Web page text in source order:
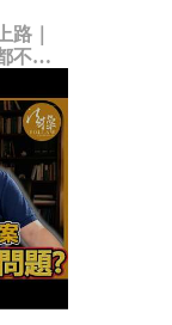
路｜
不能